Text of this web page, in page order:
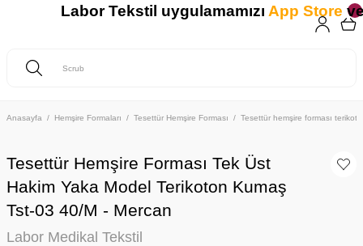
Anasayfa Hemşire Formaları Tesettür Hemşire Forması Tesettür hemşire forması
Tesettür Hemşire Forması Tek Üst
Hakim Yaka Model Terikoton Kumaş
Tst-03 40/M - Mercan
Labor Medikal Tekstil
Labor Tekstil uygulamamızıApp Storeve